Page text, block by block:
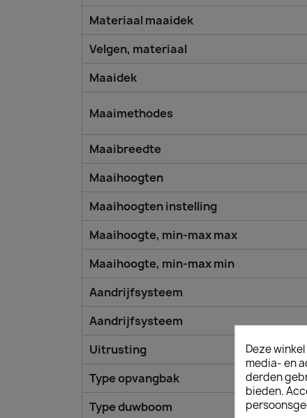
Materiaal maaidek
Velgen, materiaal
Maaidek
Maaimethodes
Maaibreedte
Maaihoogten
Maaihoogten instelling
Maaihoogte, min-max max
Maaihoogte, min-max min
Aandrijfsysteem
Aandrijfsysteem
Uitrusting
Type opvangbak
Type duwboom
Deze
media- en
derden
bieden.